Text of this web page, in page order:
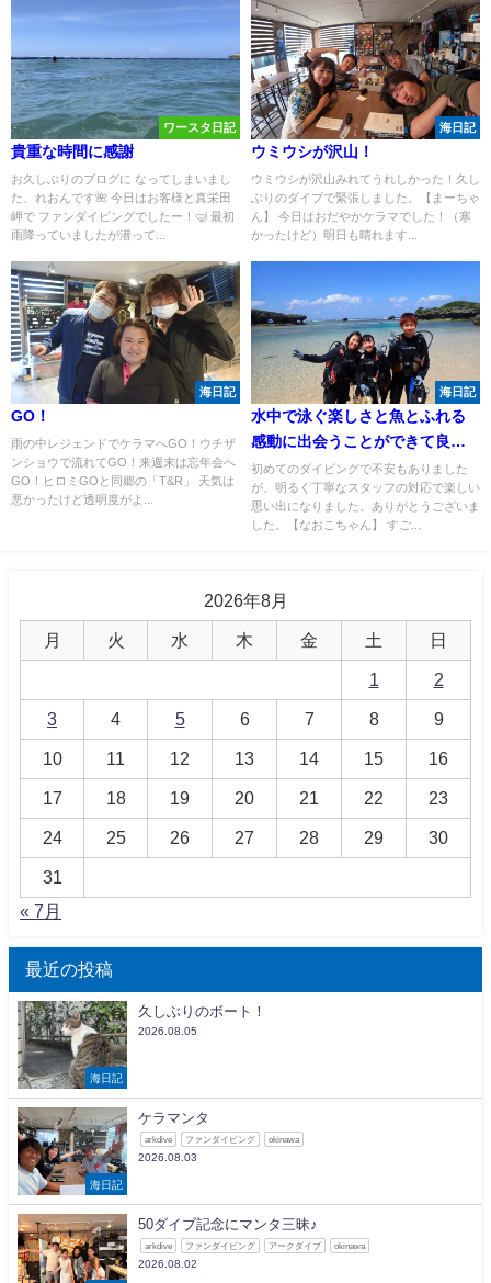
ワースタ日記
貴重な時間に感謝
お久しぶりのブログに なってしまいまし
た、れおんです🌺 今日はお客様と真栄田
岬で ファンダイビングでしたー！🤿 最初
雨降っていましたが潜って...
海日記
ウミウシが沢山！
ウミウシが沢山みれてうれしかった！久し
ぶりのダイブで緊張しました。【まーちゃ
ん】 今日はおだやかケラマでした！（寒
かったけど）明日も晴れます...
海日記
GO！
雨の中レジェンドでケラマへGO！ウチザ
ンショウで流れてGO！来週末は忘年会へ
GO！ヒロミGOと同郷の「T&R」 天気は
悪かったけど透明度がよ...
海日記
水中で泳ぐ楽しさと魚とふれる
感動に出会うことができて良か
ったです！！
初めてのダイビングで不安もありました
が、明るく丁寧なスタッフの対応で楽しい
思い出になりました。ありがとうございま
した。【なおこちゃん】 すご...
2026年8月
月 火 水 木 金 土 日
1 2
3 4 5 6 7 8 9
10 11 12 13 14 15 16
17 18 19 20 21 22 23
24 25 26 27 28 29 30
31
« 7月
最近の投稿
海日記
久しぶりのボート！
2026.08.05
海日記
ケラマンタ
arkdive ファンダイビング okinawa
2026.08.03
50ダイブ記念にマンタ三昧♪
arkdive ファンダイビング アークダイブ okinawa
2026.08.02